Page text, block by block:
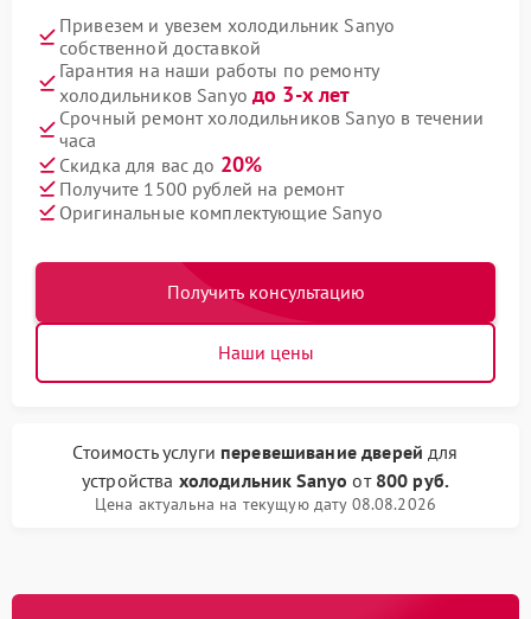
Привезем и увезем холодильник Sanyo
собственной доставкой
Гарантия на наши работы по ремонту
холодильников Sanyoдо 3-х лет
Срочный ремонт холодильников Sanyo в течении
часа
Скидка для вас до 20%
Получите 1500 рублей на ремонт
Оригинальные комплектующие Sanyo
Получить консультацию
Наши цены
Стоимость услуги перевешивание дверей для
устройства холодильник Sanyo от 800 руб.
Цена актуальна на текущую дату 08.08.2026